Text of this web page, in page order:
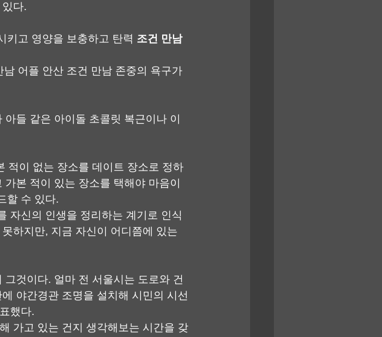
다.
키고 영양을 보충하고 탄력 조건 만남
어플 안산 조건 만남 존중의 욕구가
들 같은 아이돌 초콜릿 복근이나 이
적이 없는 장소를 데이트 장소로 정하
본 적이 있는 장소를 택해야 마음이
할 수 있다.
자신의 인생을 정리하는 계기로 인식
하지만, 지금 자신이 어디쯤에 있는
것이다. 얼마 전 서울시는 도로와 건
야간경관 조명을 설치해 시민의 시선
했다.
가고 있는 건지 생각해보는 시간을 갖